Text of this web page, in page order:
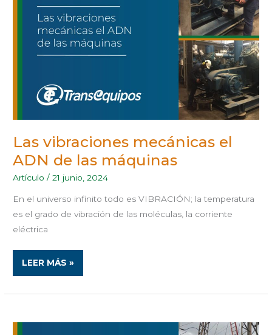
Las vibraciones mecánicas el
ADN de las máquinas
Artículo /21 junio, 2024
En el universo infinito todo es VIBRACIÓN; la temperatura
es el grado de vibración de las moléculas, la corriente
eléctrica
LAS
MÁQUINAS
LEER MÁS »
REACONDICIONAMIENTO